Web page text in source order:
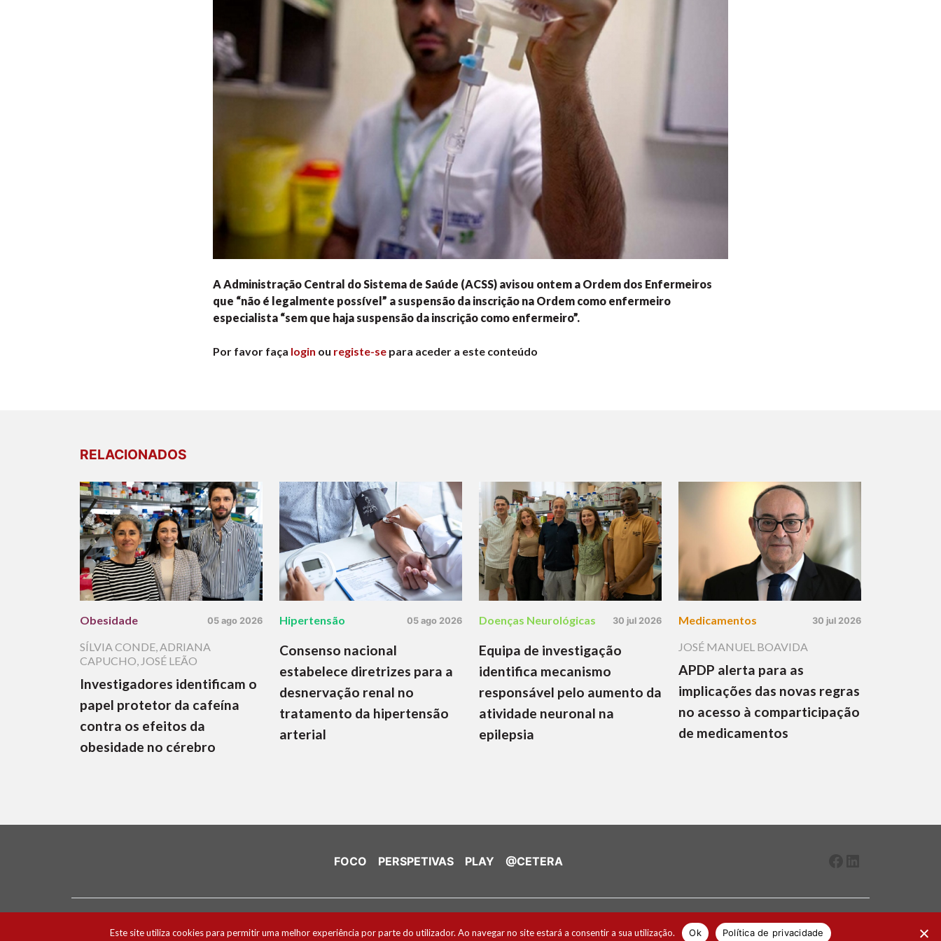
A Administração Central do Sistema de Saúde (ACSS) avisou ontem a Ordem dos Enfermeiros
que “não é legalmente possível” a suspensão da inscrição na Ordem como enfermeiro
especialista “sem que haja suspensão da inscrição como enfermeiro”.
Por favor faça login ou registe-se para aceder a este conteúdo
RELACIONADOS
Obesidade 05 ago 2026
SÍLVIA CONDE,ADRIANA
CAPUCHO, JOSÉ LEÃO
Investigadores identificam o
papel protetor da cafeína
contra os efeitos da
obesidade no cérebro
Hipertensão 05 ago 2026
Consenso nacional
estabelece diretrizes para a
desnervação renal no
tratamento da hipertensão
arterial
Doenças Neurológicas 30 jul 2026
Equipa de investigação
identifica mecanismo
responsável pelo aumento da
atividade neuronal na
epilepsia
Medicamentos 30 jul 2026
JOSÉ MANUEL BOAVIDA
APDP alerta para as
implicações das novas regras
no acesso à comparticipação
de medicamentos
FOCO PERSPETIVAS PLAY @CETERA
Este site utiliza cookies para permitir uma melhor experiência por parte do utilizador. Ao navegar no site estará a consentir a sua utilização. Ok Política de privacidade